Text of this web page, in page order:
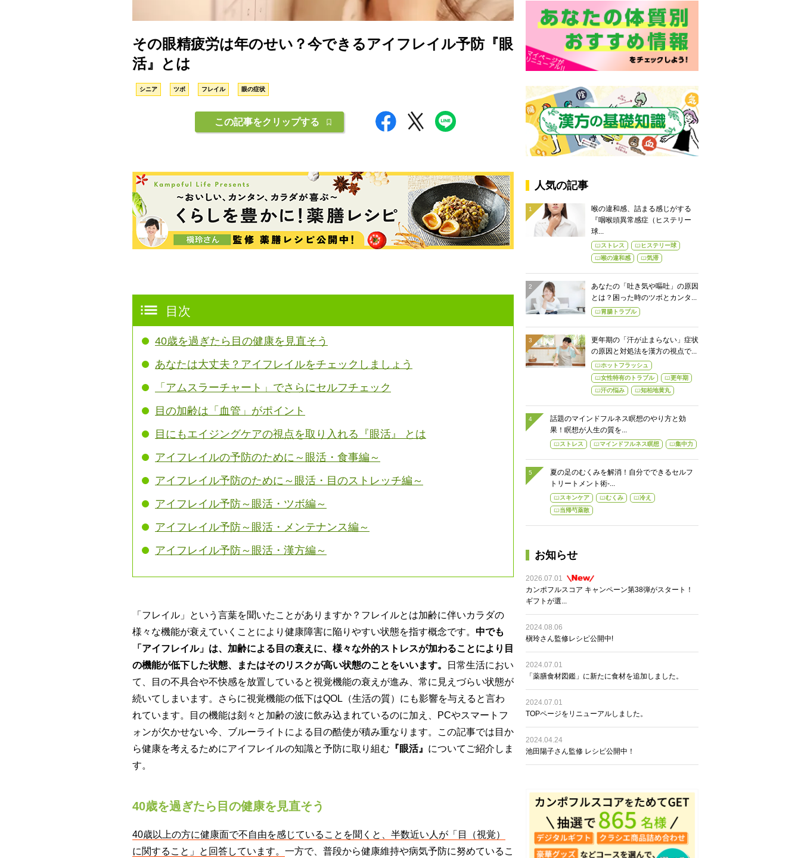
その眼精疲労は年のせい？今できるアイフレイル予防『眼
活』とは
シニア ツボ フレイル 眼の症状
この記事をクリップする
目次
40歳を過ぎたら目の健康を見直そう
あなたは大丈夫？アイフレイルをチェックしましょう
「アムスラーチャート」でさらにセルフチェック
目の加齢は「血管」がポイント
目にもエイジングケアの視点を取り入れる『眼活』 とは
アイフレイルの予防のために～眼活・食事編～
アイフレイル予防のために～眼活・目のストレッチ編～
アイフレイル予防～眼活・ツボ編～
アイフレイル予防～眼活・メンテナンス編～
アイフレイル予防～眼活・漢方編～
「フレイル」という言葉を聞いたことがありますか？フレイルとは加齢に伴いカラダの
様々な機能が衰えていくことにより健康障害に陥りやすい状態を指す概念です。 中でも
「アイフレイル」は、加齢による目の衰えに、様々な外的ストレスが加わることにより目
の機能が低下した状態、またはそのリスクが高い状態のことをいいます。
日常生活におい
て、目の不具合や不快感を放置していると視覚機能の衰えが進み、常に見えづらい状態が
続いてしまいます。さらに視覚機能の低下はQOL（生活の質）にも影響を与えると言わ
れています。目の機能は刻々と加齢の波に飲み込まれているのに加え、PCやスマートフ
ォンが欠かせない今、ブルーライトによる目の酷使が積み重なります。この記事では目か
ら健康を考えるためにアイフレイルの知識と予防に取り組む 『眼活』 についてご紹介しま
す。
40歳を過ぎたら目の健康を見直そう
40歳以上の方に健康面で不自由を感じていることを聞くと、半数近い人が「目（視覚）
に関すること」と回答しています。 一方で、普段から健康維持や病気予防に努めているこ
人気の記事
喉の違和感、詰まる感じがする
『咽喉頭異常感症（ヒステリー
球...
ストレス
ヒステリー球
喉の違和感
気滞
あなたの「吐き気や嘔吐」の原因
とは？困った時のツボとカンタ...
胃腸トラブル
更年期の「汗が止まらない」症状
の原因と対処法を漢方の視点で...
ホットフラッシュ
女性特有のトラブル
更年期
汗の悩み
知柏地黄丸
話題のマインドフルネス瞑想のやり方と効
果！瞑想が人生の質を...
ストレス マインドフルネス瞑想 集中力
夏の足のむくみを解消！自分でできるセルフ
トリートメント術-...
スキンケア むくみ
冷え
当帰芍薬散
お知らせ
2026.07.01
カンポフルスコア キャンペーン第38弾がスタート！
ギフトが選...
2024.08.06
槇玲さん監修レシピ公開中!
2024.07.01
「薬膳食材図鑑」に新たに食材を追加しました。
2024.07.01
TOPページをリニューアルしました。
2024.04.24
池田陽子さん監修 レシピ公開中！